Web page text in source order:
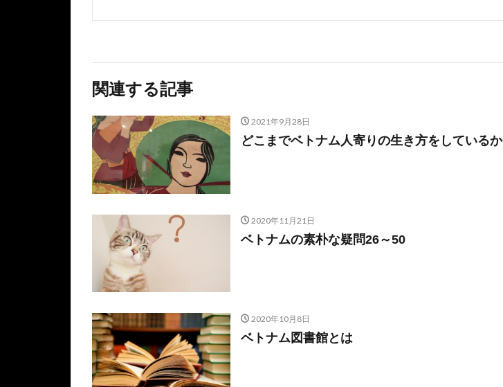
関連する記事
2021年9月28日
どこまでベトナム人寄りの生き方をしているか
2020年11月21日
ベトナムの素朴な疑問26～50
2020年10月8日
ベトナム図書館とは